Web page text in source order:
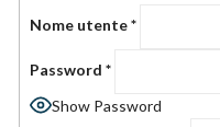
Nome utente*
Password *
Show Password